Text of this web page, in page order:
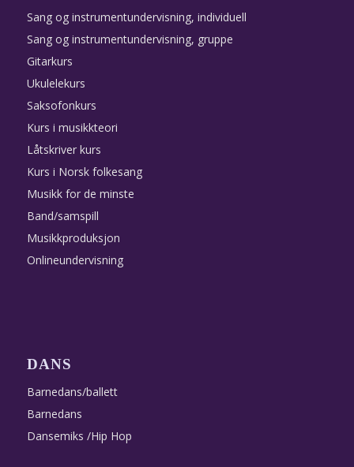
Sang og instrumentundervisning, individuell
Sang og instrumentundervisning, gruppe
Gitarkurs
Ukulelekurs
Saksofonkurs
Kurs i musikkteori
Låtskriver kurs
Kurs i Norsk folkesang
Musikk for de minste
Band/samspill
Musikkproduksjon
Onlineundervisning
DANS
Barnedans/ballett
Barnedans
Dansemiks /Hip Hop